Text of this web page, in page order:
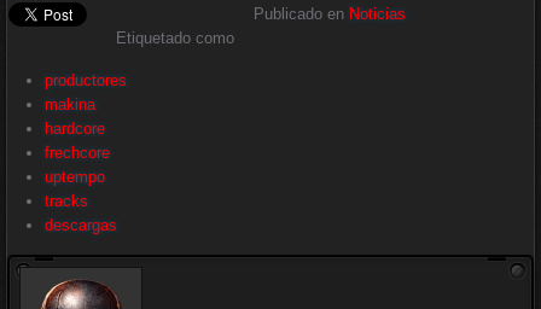
Publicado en Noticias
Etiquetado como
productores
makina
hardcore
frechcore
uptempo
tracks
descargas